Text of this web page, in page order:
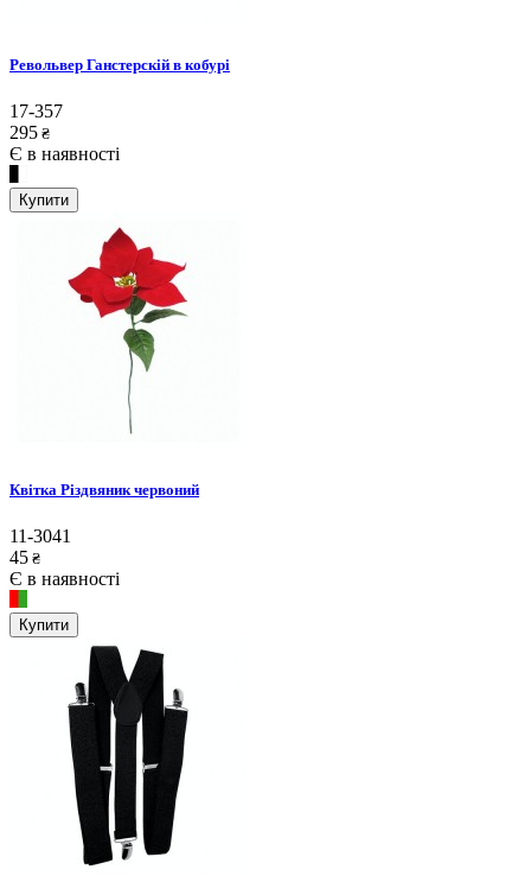
Револьвер Ганстерскій в кобурі
17-357
295 ₴
Є в наявності
Купити
Квітка Різдвяник червоний
11-3041
45 ₴
Є в наявності
Купити